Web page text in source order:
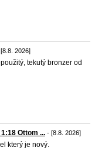
2026]
tekutý bronzer od
Ottom ... - [8.8. 2026]
který je nový.